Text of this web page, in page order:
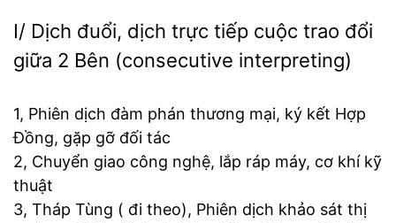
I/ Dịch đuổi, dịch trực tiếp cuộc trao đổi
giữa 2 Bên (consecutive interpreting)
1, Phiên dịch đàm phán thương mại, ký kết Hợp
Đồng, gặp gỡ đối tác
2, Chuyển giao công nghệ, lắp ráp máy, cơ khí kỹ
thuật
3, Tháp Tùng ( đi theo), Phiên dịch khảo sát thị